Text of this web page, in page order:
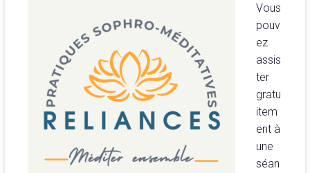
<b/>sophrologie,
méditation
et
psychologie
des
ressources
Vous
pouv
ez
assis
ter
gratu
item
ent à
une
séan